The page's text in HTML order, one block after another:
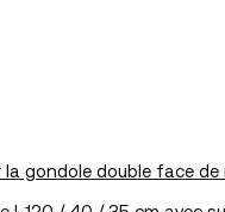
gondole double face de